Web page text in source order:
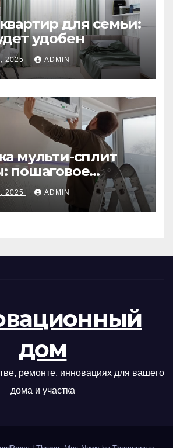
для семьи:
удобен
2025 ADMIN
мульти-сплит
пошаговое
2025 ADMIN
дом
ремонте, инновациях для вашего
дома и участка